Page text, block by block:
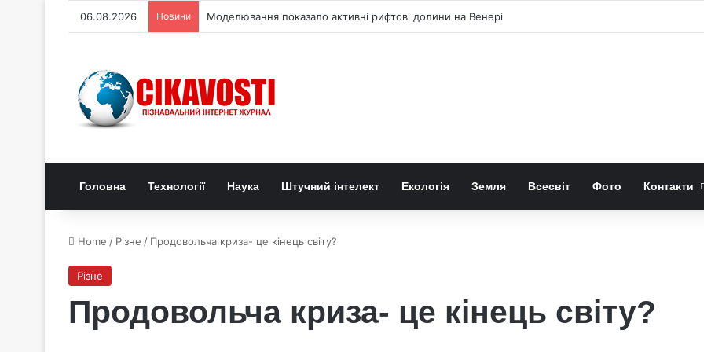
06.08.2026 Новини Моделювання показало активні рифтові долини на Венері
Головна Технології Наука Штучний інтелект Екологія Земля Всесвіт Фото Контакти
Home / Різне / Продовольча криза- це кінець світу?
Різне
Продовольча криза- це кінець світу?